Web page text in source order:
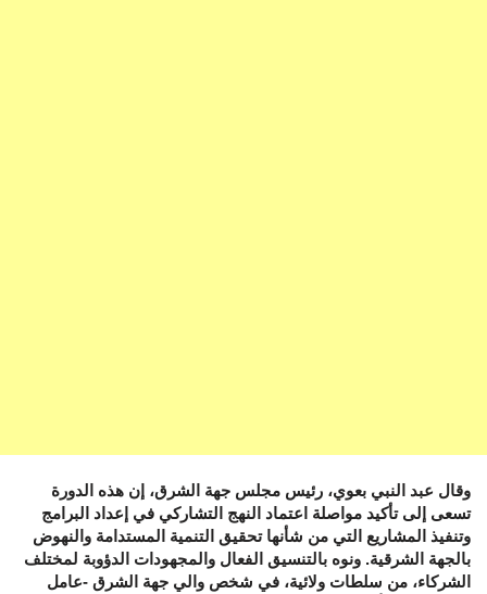
وقال عبد النبي بعوي، رئيس مجلس جهة الشرق، إن هذه الدورة
تسعى إلى تأكيد مواصلة اعتماد النهج التشاركي في إعداد البرامج
وتنفيذ المشاريع التي من شأنها تحقيق التنمية المستدامة والنهوض
بالجهة الشرقية. ونوه بالتنسيق الفعال والمجهودات الدؤوبة لمختلف
الشركاء، من سلطات ولائية، في شخص والي جهة الشرق -عامل